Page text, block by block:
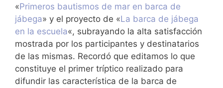
«Primeros bautismos de mar en barca de
jábega» y el proyecto de «La barca de jábega
en la escuela«, subrayando la alta satisfacción
mostrada por los participantes y destinatarios
de las mismas. Recordó que editamos lo que
constituye el primer tríptico realizado para
difundir las característica de la barca de